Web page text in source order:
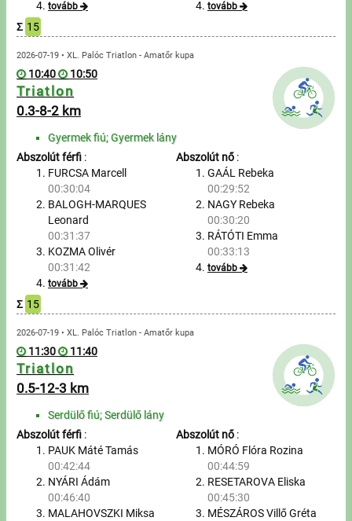
Hírek
Útmutató
GY.I.K.
Időmérés
Beépülő modul
Rendező, szervező
Kapcsolat
Írjon nekünk!
Partnerek, támogatók
Szállás ajánlatok
tovább tovább
Σ 15
2026-07-19 • XL. Palóc Triatlon - Amatőr kupa
10:40 10:50
Triatlon
0.3-8-2 km
Gyermek fiú; Gyermek lány
Abszolút férfi :
FURCSA Marcell
00:30:04
BALOGH-MARQUES
Leonard
00:31:37
KOZMA Olivér
00:31:42
tovább
Abszolút nő:
GAÁL Rebeka
00:29:52
NAGY Rebeka
00:30:20
RÁTÓTI Emma
00:33:13
tovább
Σ 15
2026-07-19 • XL. Palóc Triatlon - Amatőr kupa
11:30 11:40
Triatlon
0.5-12-3 km
Serdülő fiú; Serdülő lány
Abszolút férfi :
PAUK Máté Tamás
00:42:44
NYÁRI Ádám
00:46:40
MALAHOVSZKI Miksa
Abszolút nő:
MÓRÓ Flóra Rozina
00:44:59
RESETAROVA Eliska
00:45:30
MÉSZÁROS Villő Gréta